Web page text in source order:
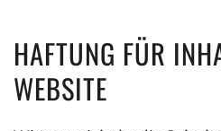
HAFTUNG FÜR
WEBSITE